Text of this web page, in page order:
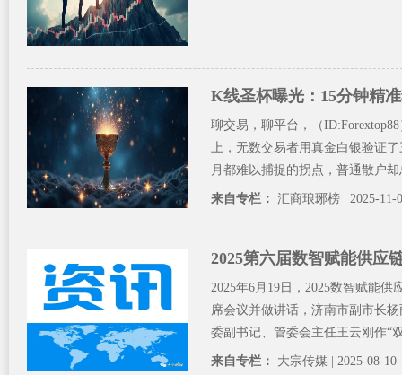
K线圣杯曝光：15分钟精
聊交易，聊平台，（
上，无数交易者用真金白银验证
月都难以捕捉的拐点，普通散户
来自专栏： 汇商琅琊榜 | 2025-11-
2025第六届数智赋能供应
2025年6月19日，2025数智赋能
席会议并做讲话，济南市副市长
委副书记、管委会主任王云刚作“
来自专栏： 大宗传媒 | 2025-08-10